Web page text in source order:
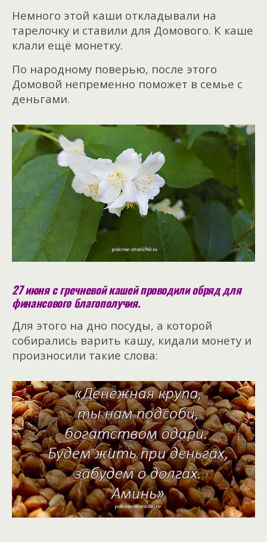
Немного этой каши откладывали на
тарелочку и ставили для Домового. К каше
клали ещё монетку.
По народному поверью, после этого
Домовой непременно поможет в семье с
деньгами.
27 июня с гречневой кашей проводили обряд для
финансового благополучия.
Для этого на дно посуды, а которой
собирались варить кашу, кидали монету и
произносили такие слова: